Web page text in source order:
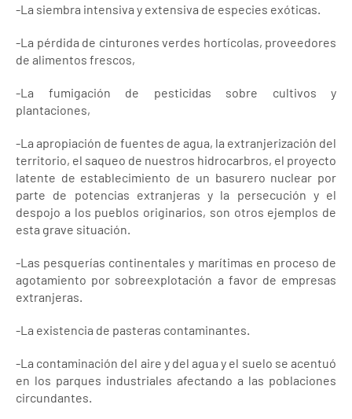
-La siembra intensiva y extensiva de especies exóticas.
-La pérdida de cinturones verdes hortícolas, proveedores
de alimentos frescos,
-La fumigación de pesticidas sobre cultivos y
plantaciones,
-La apropiación de fuentes de agua, la extranjerización del
territorio, el saqueo de nuestros hidrocarbros, el proyecto
latente de establecimiento de un basurero nuclear por
parte de potencias extranjeras y la persecución y el
despojo a los pueblos originarios, son otros ejemplos de
esta grave situación.
-Las pesquerías continentales y marítimas en proceso de
agotamiento por sobreexplotación a favor de empresas
extranjeras.
-La existencia de pasteras contaminantes.
-La contaminación del aire y del agua y el suelo se acentuó
en los parques industriales afectando a las poblaciones
circundantes.